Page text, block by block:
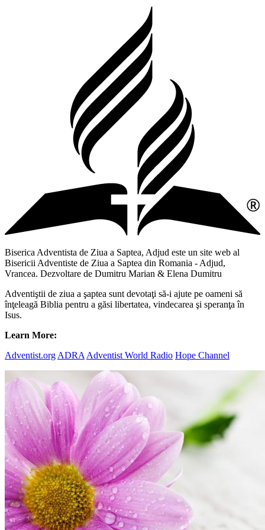
Biserica Adventista de Ziua a Saptea, Adjud este un site web al
Bisericii Adventiste de Ziua a Saptea din Romania - Adjud,
Vrancea. Dezvoltare de Dumitru Marian & Elena Dumitru
Adventiştii de ziua a şaptea sunt devotaţi să-i ajute pe oameni să
înţeleagă Biblia pentru a găsi libertatea, vindecarea şi speranţa în
Isus.
Learn More:
Adventist.org ADRA Adventist World Radio Hope Channel